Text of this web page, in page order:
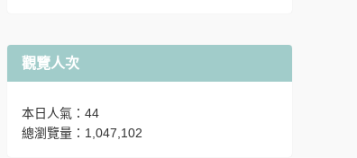
觀覽人次
本日人氣：44
總瀏覽量：1,047,102